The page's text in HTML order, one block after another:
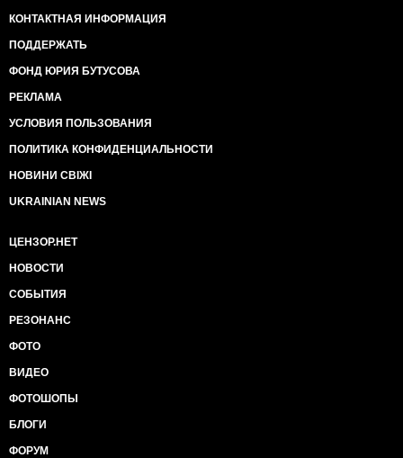
КОНТАКТНАЯ ИНФОРМАЦИЯ
ПОДДЕРЖАТЬ
ФОНД ЮРИЯ БУТУСОВА
РЕКЛАМА
УСЛОВИЯ ПОЛЬЗОВАНИЯ
ПОЛИТИКА КОНФИДЕНЦИАЛЬНОСТИ
НОВИНИ СВІЖІ
UKRAINIAN NEWS
ЦЕНЗОР.НЕТ
НОВОСТИ
СОБЫТИЯ
РЕЗОНАНС
ФОТО
ВИДЕО
ФОТОШОПЫ
БЛОГИ
ФОРУМ